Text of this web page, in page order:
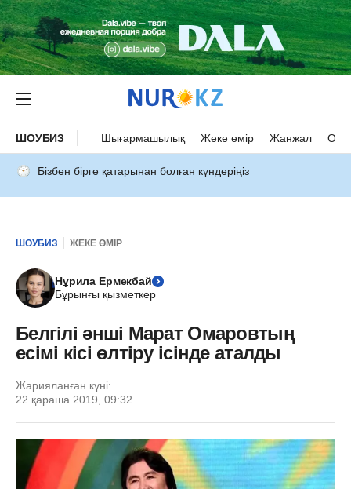
ШОУБИЗ Шығармашылық Жеке өмір Жанжал
Бізбен бірге қатарынан болған күндеріңіз
ШОУБИЗ ЖЕКЕ ӨМІР
Нұрила Ермекбай
Бұрынғы қызметкер
Белгілі әнші Марат Омаровтың
есімі кісі өлтіру ісінде аталды
Жарияланған күні:
22 қараша 2019, 09:32